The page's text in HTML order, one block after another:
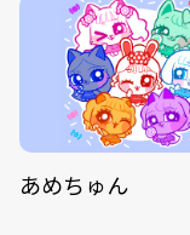
あめちゅん